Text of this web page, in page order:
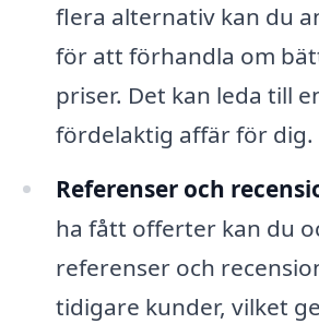
flera alternativ kan du
för att förhandla om
priser. Det kan leda till
fördelaktig affär för dig.
Referenser och
ha fått offerter kan du
referenser och
tidigare kunder, vilket